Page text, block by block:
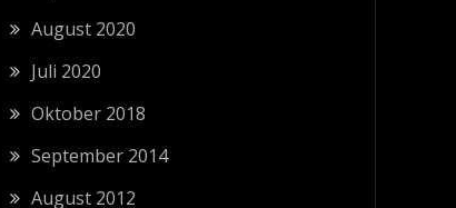
August 2020
Juli 2020
Oktober 2018
September 2014
August 2012